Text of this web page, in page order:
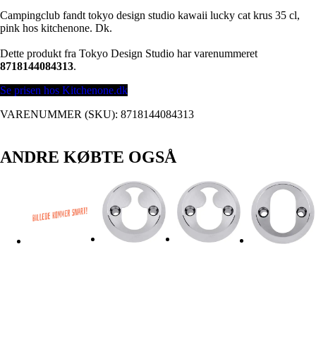
Campingclub fandt tokyo design studio kawaii lucky cat krus 35 cl,
pink hos kitchenone. Dk.
Dette produkt fra Tokyo Design Studio har varenummeret
8718144084313.
Se prisen hos Kitchenone.dk
VARENUMMER (SKU): 8718144084313
ANDRE KØBTE OGSÅ